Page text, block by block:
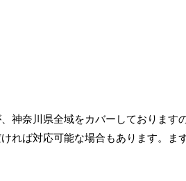
神奈川県全域をカバーしております
れば対応可能な場合もあります。ま